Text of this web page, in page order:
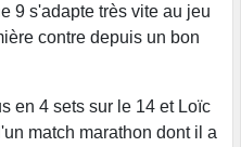
9 s'adapte très vite au jeu
contre depuis un bon
en 4 sets sur le 14 et Loïc
match marathon dont il a